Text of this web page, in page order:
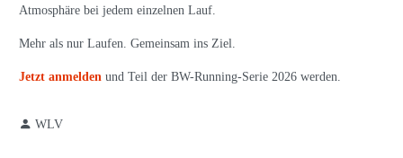
Atmosphäre bei jedem einzelnen Lauf.
Mehr als nur Laufen. Gemeinsam ins Ziel.
Jetzt anmelden und Teil der BW-Running-Serie 2026 werden.
WLV